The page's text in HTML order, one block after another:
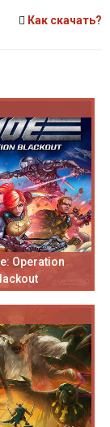
Как скачать?
Operation